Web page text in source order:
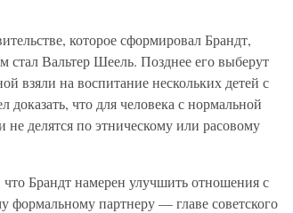
которое сформировал Брандт,
Вальтер Шеель. Позднее его выберут
взяли на воспитание нескольких детей с
что для человека с нормальной
делятся по этническому или расовому
Брандт намерен улучшить отношения с
партнеру — главе советского